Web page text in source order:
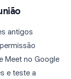
antigos
Meet no Google
e teste a